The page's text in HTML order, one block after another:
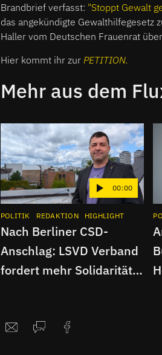
Brandbrief verfasst: "Stoppt Gewalt
das angekündigte Gewalthilfegesetz
Haller vom Deutschen Frauenrat
Hier kommt ihr zur PETITION.
Mehr aus dem
00:00
POLITIK REDAKTION HIGHLIGHT BERLIN
Nach Berliner CSD-
Anschlag: LSVD Verband
fordert mehr Solidarität |